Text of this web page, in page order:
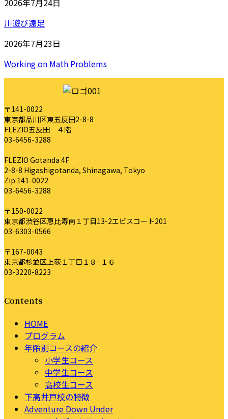
2026年7月24日
川遊び遠足
2026年7月23日
Working on Math Problems
〒141-0022
東京都品川区東五反田2-8-8
FLEZIO五反田 ４階
03-6456-3288
FLEZIO Gotanda 4F
2-8-8 Higashigotanda, Shinagawa, Tokyo
Zip:141-0022
03-6456-3288
〒150-0022
東京都渋谷区恵比寿南１丁目13-2エビスコート201
03-6303-0566
〒167-0043
東京都杉並区上荻１丁目１８−１６
03-3220-8223
Contents
HOME
プログラム
年齢別コースの紹介
小学生コース
中学生コース
高校生コース
下高井戸校の特徴
Adventure Down Under